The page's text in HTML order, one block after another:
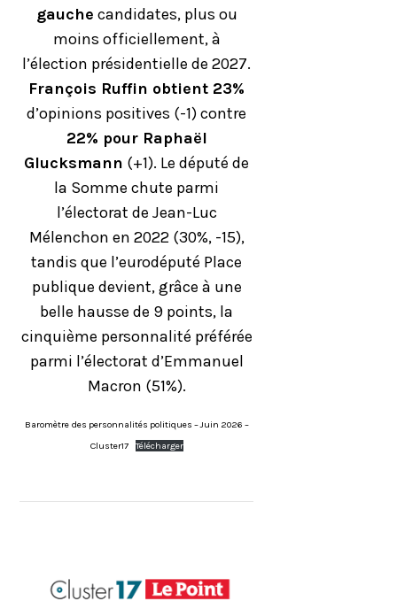
gauche candidates, plus ou
moins officiellement, à
l’élection présidentielle de 2027.
François Ruffin obtient 23%
d’opinions positives (-1) contre
22% pour Raphaël
Glucksmann (+1). Le député de
la Somme chute parmi
l’électorat de Jean-Luc
Mélenchon en 2022 (30%, -15),
tandis que l’eurodéputé Place
publique devient, grâce à une
belle hausse de 9 points, la
cinquième personnalité préférée
parmi l’électorat d’Emmanuel
Macron (51%).
Baromètre des personnalités politiques – Juin 2026 –
Cluster17
Télécharger